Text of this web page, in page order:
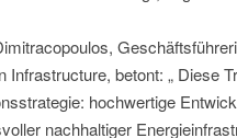
Infrastructure, betont: „ Diese
hochwertige
nachhaltiger